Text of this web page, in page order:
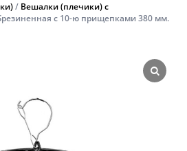
/ Вешалки (плечики) с
с 10-ю прищепками 380 мм.